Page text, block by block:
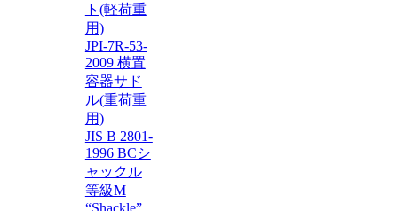
ト(軽荷重
用)
JPI-7R-53-
2009 横置
容器サド
ル(重荷重
用)
JIS B 2801-
1996 BCシ
ャックル
等級M
“Shackle”